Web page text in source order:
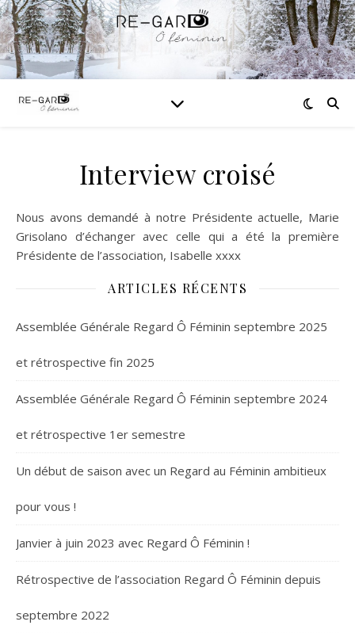
Interview croisé
Nous avons demandé à notre Présidente actuelle, Marie
Grisolano d’échanger avec celle qui a été la première
Présidente de l’association, Isabelle xxxx
ARTICLES RÉCENTS
Assemblée Générale Regard Ô Féminin septembre 2025
et rétrospective fin 2025
Assemblée Générale Regard Ô Féminin septembre 2024
et rétrospective 1er semestre
Un début de saison avec un Regard au Féminin ambitieux
pour vous !
Janvier à juin 2023 avec Regard Ô Féminin !
Rétrospective de l’association Regard Ô Féminin depuis
septembre 2022